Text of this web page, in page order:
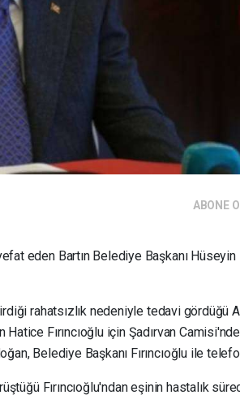
ABONE
eden Bartın Belediye Başkanı Hüseyin
rahatsızlık nedeniyle tedavi gördüğü
Hatice Fırıncıoğlu için Şadırvan
Belediye Başkanı Fırıncıoğlu ile
Fırıncıoğlu'ndan eşinin hastalık